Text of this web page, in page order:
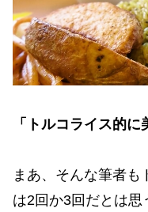
「トルコライス的に
まあ、そんな筆者も
は2回か3回だとは